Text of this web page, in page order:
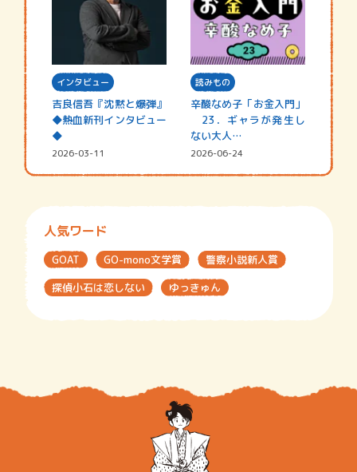
インタビュー
吉良信吾『沈黙と爆弾』
◆熱血新刊インタビュー
◆
2026-03-11
読みもの
辛酸なめ子「お金入門」
23．ギャラが発生し
ない大人…
2026-06-24
人気ワード
GOAT GO-mono文学賞
警察小説新人賞
探偵小石は恋しない
ゆっきゅん